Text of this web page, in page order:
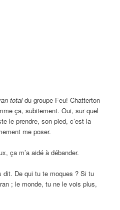
totaldu groupe Feu! Chatterton
ça, subitement. Oui, sur quel
le prendre, son pied, c’est la
me poser.
ça m’a aidé à débander.
dit. De qui tu te moques ? Si tu
; le monde, tu ne le vois plus,